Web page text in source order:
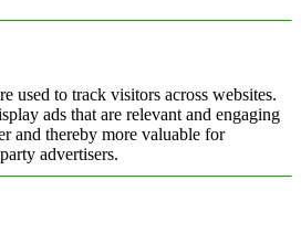
used to track visitors across websites.
ads that are relevant and engaging
and thereby more valuable for
advertisers.